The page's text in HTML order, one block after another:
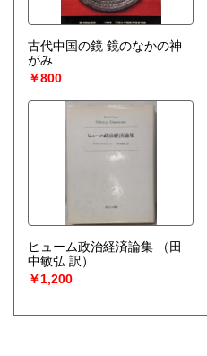
古代中国の鏡 鏡のなかの神
がみ
￥800
ヒューム政治経済論集
（田
中敏弘 訳）
￥1,200